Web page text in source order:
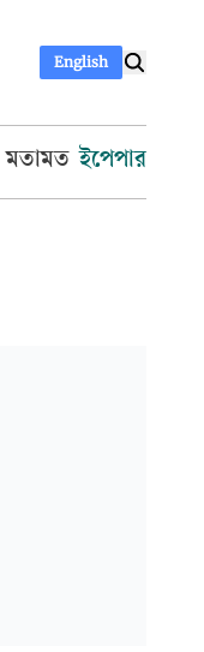
English
মতামত ইপেপার